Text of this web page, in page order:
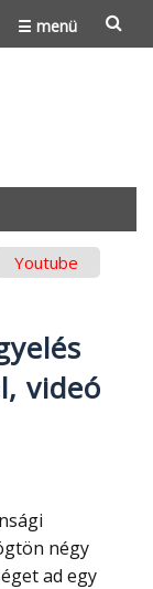
☰ menü
Youtube
videó
négy
ad egy